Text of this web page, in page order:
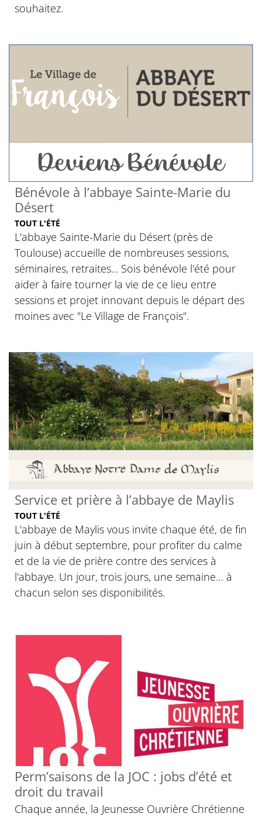
souhaitez.
Bénévole à l’abbaye Sainte-Marie du
Désert
TOUT L'ÉTÉ
L'abbaye Sainte-Marie du Désert (près de
Toulouse) accueille de nombreuses sessions,
séminaires, retraites... Sois bénévole l'été pour
aider à faire tourner la vie de ce lieu entre
sessions et projet innovant depuis le départ des
moines avec "Le Village de François".
Service et prière à l’abbaye de Maylis
TOUT L'ÉTÉ
L'abbaye de Maylis vous invite chaque été, de fin
juin à début septembre, pour profiter du calme
et de la vie de prière contre des services à
l'abbaye. Un jour, trois jours, une semaine… à
chacun selon ses disponibilités.
Perm’saisons de la JOC : jobs d’été et
droit du travail
Chaque année, la Jeunesse Ouvrière Chrétienne